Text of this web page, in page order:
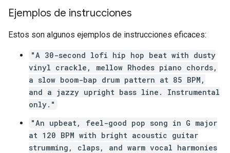
Ejemplos de instrucciones
Estos son algunos ejemplos de instrucciones eficaces:
"A 30-second lofi hip hop beat with dusty
vinyl crackle, mellow Rhodes piano chords,
a slow boom-bap drum pattern at 85 BPM,
and a jazzy upright bass line. Instrumental
only."
"An upbeat, feel-good pop song in G major
at 120 BPM with bright acoustic guitar
strumming, claps, and warm vocal harmonies